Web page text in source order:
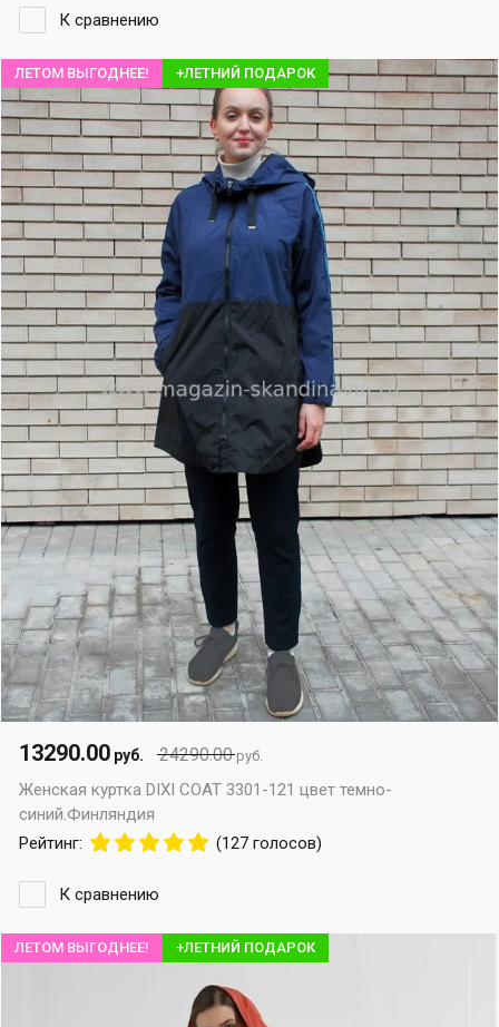
К сравнению
ЛЕТОМ ВЫГОДНЕЕ! +ЛЕТНИЙ ПОДАРОК
Женская куртка DIXI COAT 3301-121 цвет темно-
синий.Финляндия
Рейтинг:
(127 голосов)
24290.00руб.
13290.00 руб.
К сравнению
ЛЕТОМ ВЫГОДНЕЕ! +ЛЕТНИЙ ПОДАРОК